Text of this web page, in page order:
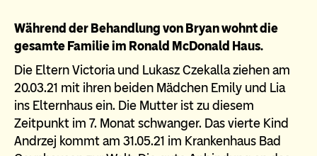
Während der Behandlung von Bryan wohnt die
gesamte Familie im Ronald McDonald Haus.
Die Eltern Victoria und Lukasz Czekalla ziehen am
20.03.21 mit ihren beiden Mädchen Emily und Lia
ins Elternhaus ein. Die Mutter ist zu diesem
Zeitpunkt im 7. Monat schwanger. Das vierte Kind
Andrzej kommt am 31.05.21 im Krankenhaus Bad